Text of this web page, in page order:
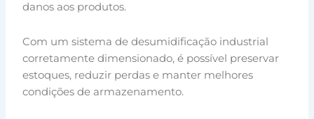
danos aos produtos.
Com um sistema de desumidificação industrial
corretamente dimensionado, é possível preservar
estoques, reduzir perdas e manter melhores
condições de armazenamento.